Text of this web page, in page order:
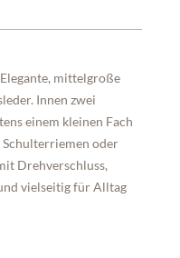
mittelgroße
Innen zwei
einem kleinen Fach
oder
Drehverschluss,
vielseitig für Alltag